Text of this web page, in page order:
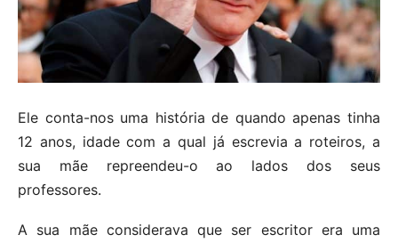
Ele conta-nos uma história de quando apenas tinha
12 anos, idade com a qual já escrevia a roteiros, a
sua mãe repreendeu-o ao lados dos seus
professores.
A sua mãe considerava que ser escritor era uma